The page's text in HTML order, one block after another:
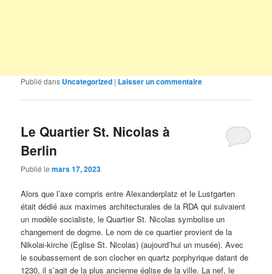
Publié dans Uncategorized | Laisser un commentaire
Le Quartier St. Nicolas à
Berlin
Publié lemars 17, 2023
Alors que l’axe compris entre Alexanderplatz et le Lustgarten
était dédié aux maximes architecturales de la RDA qui suivaient
un modèle socialiste, le Quartier St. Nicolas symbolise un
changement de dogme. Le nom de ce quartier provient de la
Nikolai-kirche (Eglise St. Nicolas) (aujourd’hui un musée). Avec
le soubassement de son clocher en quartz porphyrique datant de
1230, il s’agit de la plus ancienne église de la ville. La nef, le